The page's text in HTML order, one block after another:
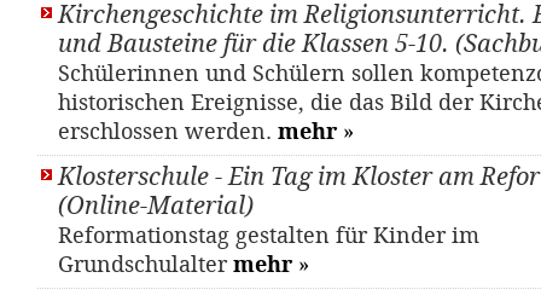
Kirchengeschichte im Religionsunterricht.
und Bausteine für die Klassen 5-10.
Schülerinnen und Schülern sollen
historischen Ereignisse, die das Bild der
erschlossen werden. mehr »
Klosterschule - Ein Tag im Kloster am
(Online-Material)
Reformationstag gestalten für Kinder im
Grundschulaltermehr »